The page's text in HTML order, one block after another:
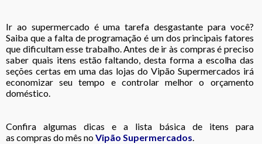
Ir ao supermercado é uma tarefa desgastante para você?
Saiba que a falta de programação é um dos principais fatores
que dificultam esse trabalho. Antes de ir às compras é preciso
saber quais itens estão faltando, desta forma a escolha das
seções certas em uma das lojas do Vipão Supermercados irá
economizar seu tempo e controlar melhor o orçamento
doméstico.
Confira algumas dicas e a lista básica de itens para
as compras do mês noVipão Supermercados.